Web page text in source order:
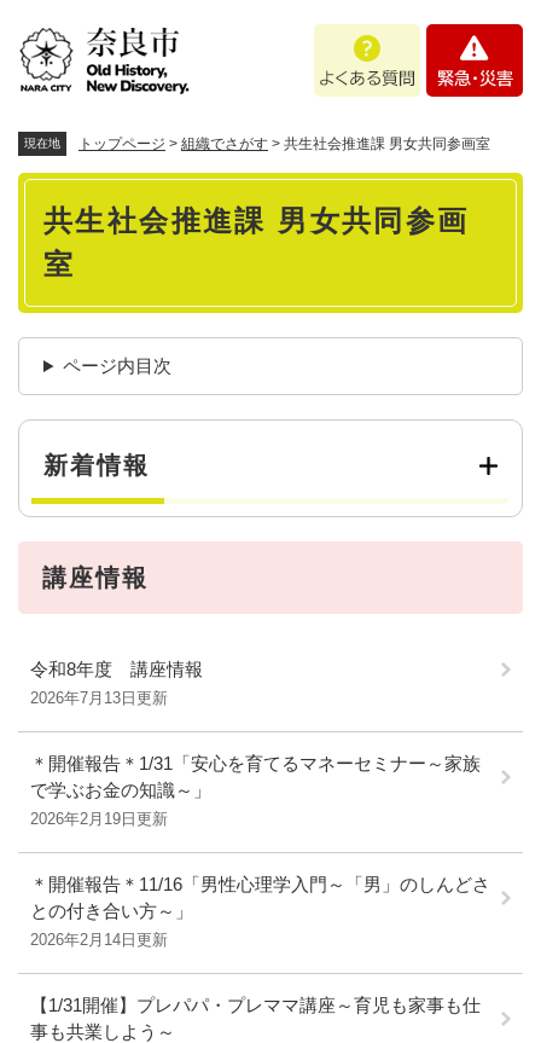
あ
問
・
現在地 トップページ > 組織でさがす > 共生社会推進課 男女共同参画室
本
共生社会推進課 男女共同参画
室
ページ内目次
新着情報
講座情報
令和8年度 講座情報
2026年7月13日更新
＊開催報告＊1/31「安心を育てるマネーセミナー～家族
で学ぶお金の知識～」
2026年2月19日更新
＊開催報告＊11/16「男性心理学入門～「男」のしんどさ
との付き合い方～」
2026年2月14日更新
【1/31開催】プレパパ・プレママ講座～育児も家事も仕
事も共業しよう～